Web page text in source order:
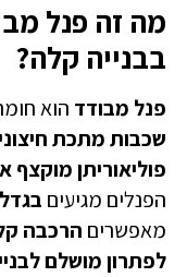
מה זה פנל
בבנייה קלה?
פנל מבודד הוא
שכבות מתכת
פוליאוריתן מוקצף
הפנלים מגיעים
מאפשרים הרכבה
לפתרון מושלם